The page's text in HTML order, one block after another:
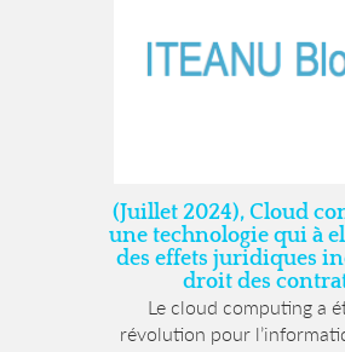
(Juillet 2024), Cloud
une technologie qui à
des effets juridiques
droit des
Le cloud computing a
révolution pour